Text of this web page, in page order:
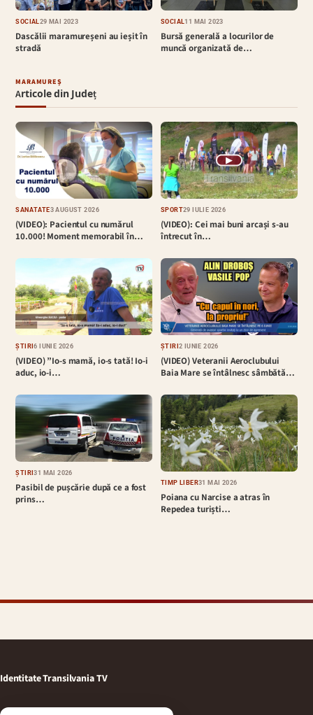
SOCIAL 29 MAI 2023
Dascălii maramureșeni au ieșit în
stradă
SOCIAL11 MAI 2023
Bursă generală a locurilor de
muncă organizată de…
MARAMUREȘ
Articole din Județ
SĂNĂTATE3 AUGUST 2026
(VIDEO): Pacientul cu numărul
10.000! Moment memorabil în…
▶
SPORT29 IULIE 2026
(VIDEO): Cei mai buni arcași s-au
întrecut în…
ȘTIRI6 IUNIE 2026
(VIDEO) ”Io-s mamă, io-s tată! Io-i
aduc, io-i…
ȘTIRI2 IUNIE 2026
(VIDEO) Veteranii Aeroclubului
Baia Mare se întâlnesc sâmbătă…
ȘTIRI31 MAI 2026
Pasibil de pușcărie după ce a fost
prins…
TIMP LIBER31 MAI 2026
Poiana cu Narcise a atras în
Repedea turiști…
Identitate Transilvania TV